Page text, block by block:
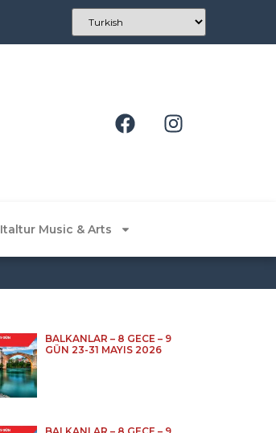
Italtur Music & Arts
BALKANLAR – 8 GECE – 9
GÜN 23-31 MAYIS 2026